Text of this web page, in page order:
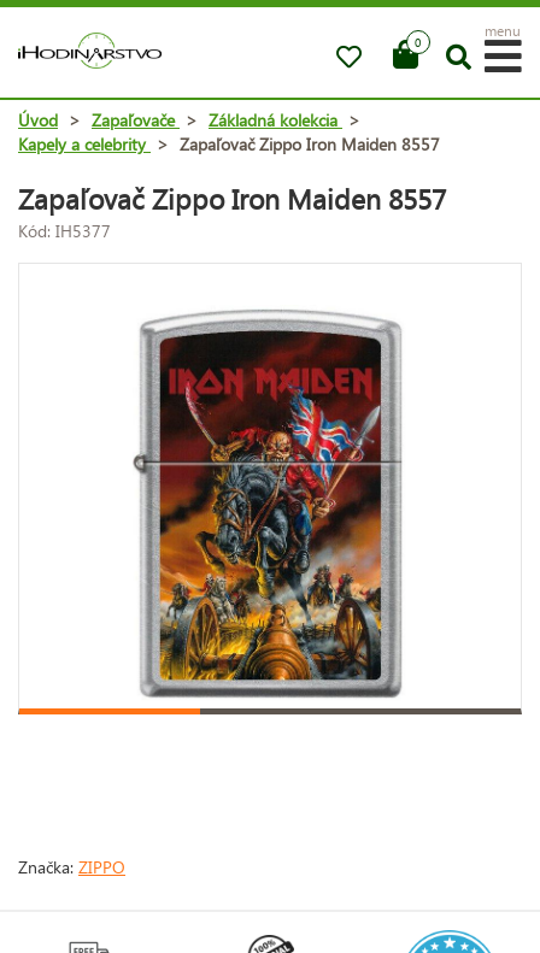
0
menu
Úvod > Zapaľovače > Základná kolekcia >
Kapely a celebrity > Zapaľovač Zippo Iron Maiden 8557
Zapaľovač Zippo Iron Maiden 8557
Kód: IH5377
Značka: ZIPPO